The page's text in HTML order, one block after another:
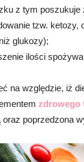
z tym poszukuje
tzw. ketozy,
glukozy);
ilości
na względzie, iż
zdrowego
oraz poprzedzona